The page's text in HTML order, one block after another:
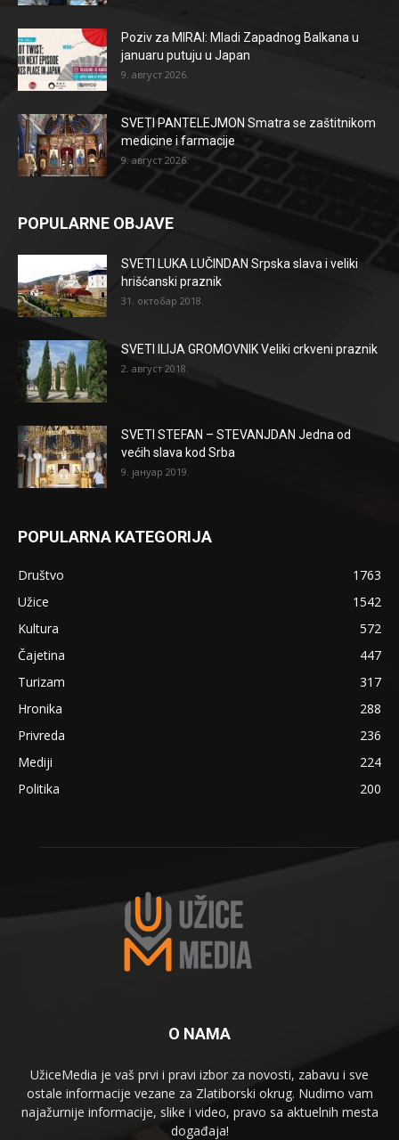
Poziv za MIRAI: Mladi Zapadnog Balkana u
januaru putuju u Japan
9. август 2026.
SVETI PANTELEJMON Smatra se zaštitnikom
medicine i farmacije
9. август 2026.
POPULARNE OBJAVE
SVETI LUKA LUČINDAN Srpska slava i veliki
hrišćanski praznik
31. октобар 2018.
SVETI ILIJA GROMOVNIK Veliki crkveni praznik
2. август 2018.
SVETI STEFAN – STEVANJDAN Jedna od
većih slava kod Srba
9. јануар 2019.
POPULARNA KATEGORIJA
Društvo
1763
Užice
1542
Kultura
572
Čajetina
447
Turizam
317
Hronika
288
Privreda
236
Mediji
224
Politika
200
O NAMA
UžiceMedia je vaš prvi i pravi izbor za novosti, zabavu i sve
ostale informacije vezane za Zlatiborski okrug. Nudimo vam
najažurnije informacije, slike i video, pravo sa aktuelnih mesta
događaja!